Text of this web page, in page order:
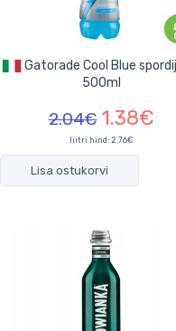
500ml
2.04€ 1.38€
liitri hind: 2.76€
Lisa ostukorvi